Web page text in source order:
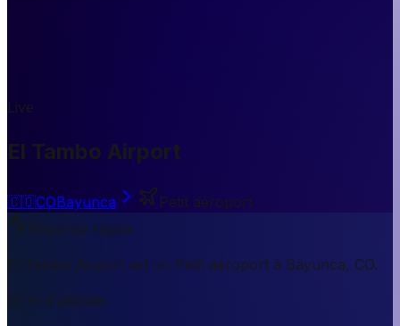
Live
El Tambo Airport
🇨🇴COBayunca
Petit aéroport
Réponse rapide
El Tambo Airport est un Petit aéroport à Bayunca, CO.
25 m d'altitude.